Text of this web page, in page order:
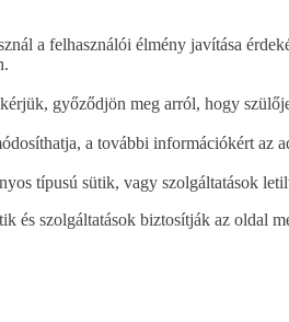
a felhasználói élmény javítása
győződjön meg arról, hogy
a további információkért az
típusú sütik, vagy szolgáltatások
és szolgáltatások biztosítják az oldal